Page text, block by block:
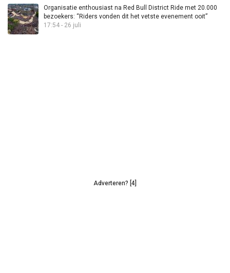
Organisatie enthousiast na Red Bull District Ride met 20.000
bezoekers: “Riders vonden dit het vetste evenement ooit”
17:54 - 26 juli
Adverteren? [4]